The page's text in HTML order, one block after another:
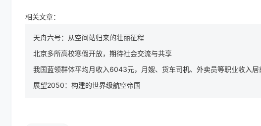
相关文章：
天舟六号：从空间站归来的壮丽征程
北京多所高校寒假开放，期待社会交流与共享
我国蓝领群体平均月收入6043元，月嫂、货车司机、外卖员等职业收入居
展望2050：构建的世界级航空帝国